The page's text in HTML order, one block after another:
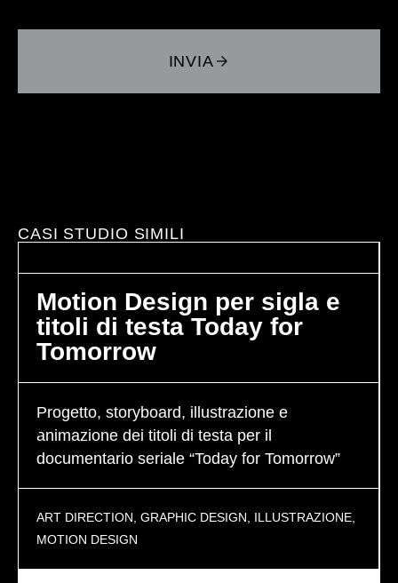
INVIA
CASI STUDIO SIMILI
Motion Design per sigla e
titoli di testa Today for
Tomorrow
Progetto, storyboard, illustrazione e
animazione dei titoli di testa per il
documentario seriale “Today for Tomorrow”
ART DIRECTION GRAPHIC DESIGN ILLUSTRAZIONE
MOTION DESIGN